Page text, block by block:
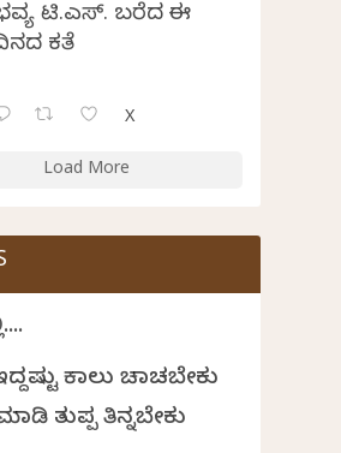
ಟಿ.ಎಸ್. ಬರೆದ ಈ
ಕವಿತೆ
X
Load More
ಕಾಲು ಚಾಚಬೇಕು
ತುಪ್ಪ ತಿನ್ನಬೇಕು